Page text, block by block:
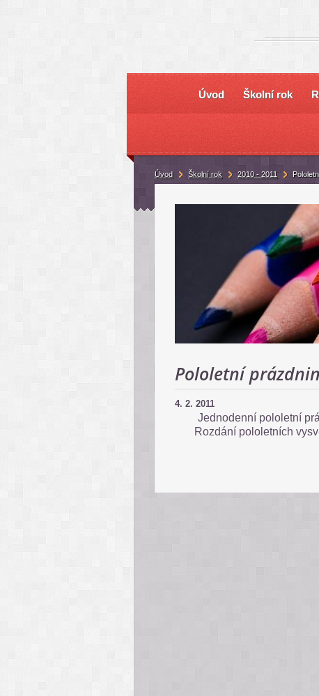
Úvod Školní rok
Pololetní
4. 2. 2011
Jednodenní pololetní
Rozdání pololetních
Úvod Školní rok 2010 - 2011